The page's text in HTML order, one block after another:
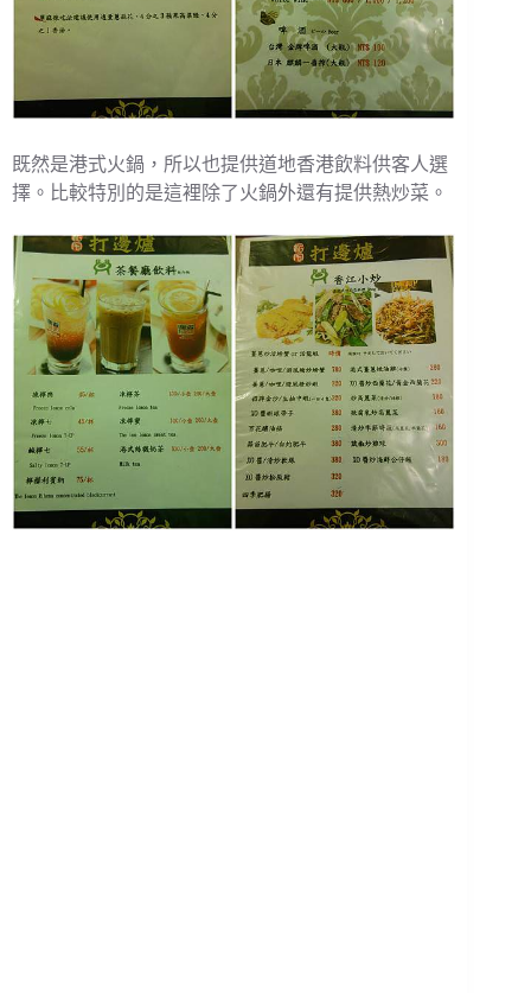
既然是港式火鍋，所以也提供道地香港飲料供客人選
擇。比較特別的是這裡除了火鍋外還有提供熱炒菜。